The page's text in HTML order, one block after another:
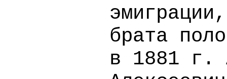
брата
в 1881 г.